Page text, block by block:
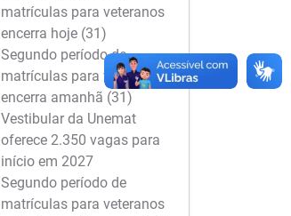
matrículas para veteranos
encerra hoje (31)
Segundo período de
matrículas para veteranos
encerra amanhã (31)
Vestibular da Unemat
oferece 2.350 vagas para
início em 2027
Segundo período de
matrículas para veteranos